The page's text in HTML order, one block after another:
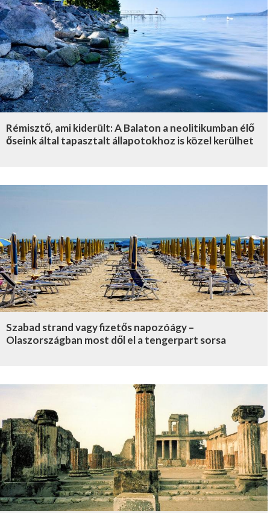
Rémisztő, ami kiderült: A Balaton a neolitikumban élő
őseink által tapasztalt állapotokhoz is közel kerülhet
Szabad strand vagy fizetős napozóágy –
Olaszországban most dől el a tengerpart sorsa